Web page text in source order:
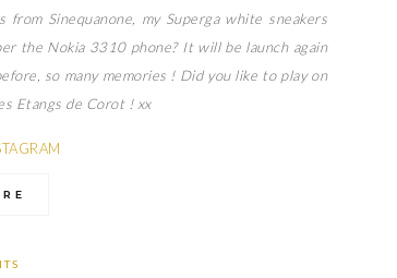
Sinequanone, my Superga white sneakers
the Nokia 3310 phone? It will be launch again
so many memories ! Did you like to play on
Etangs de Corot ! xx